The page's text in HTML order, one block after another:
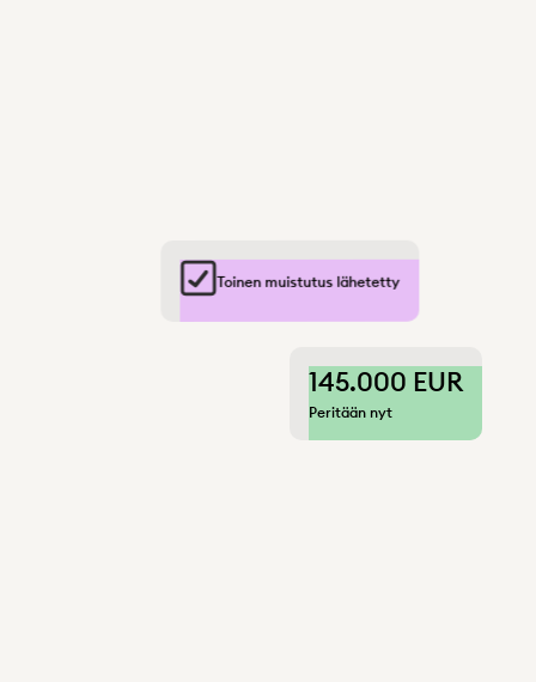
145.000 EUR
Peritään nyt
Toinen muistutus lähetetty